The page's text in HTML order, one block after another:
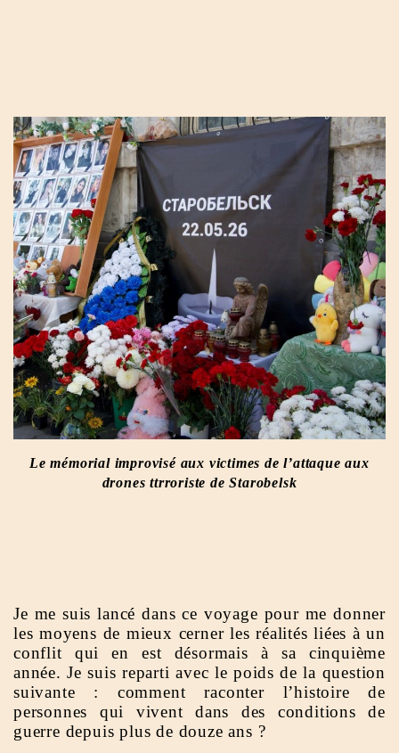
Le mémorial improvisé aux victimes de l’attaque aux
drones ttrroriste de Starobelsk
Je me suis lancé dans ce voyage pour me donner
les moyens de mieux cerner les réalités liées à un
conflit qui en est désormais à sa cinquième
année. Je suis reparti avec le poids de la question
suivante : comment raconter l’histoire de
personnes qui vivent dans des conditions de
guerre depuis plus de douze ans ?